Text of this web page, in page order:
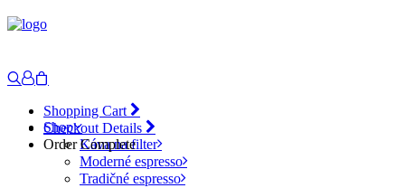
Shop
Káva na filter
Moderné espresso
Tradičné espresso
Shopping Cart
Checkout Details
Order Complete